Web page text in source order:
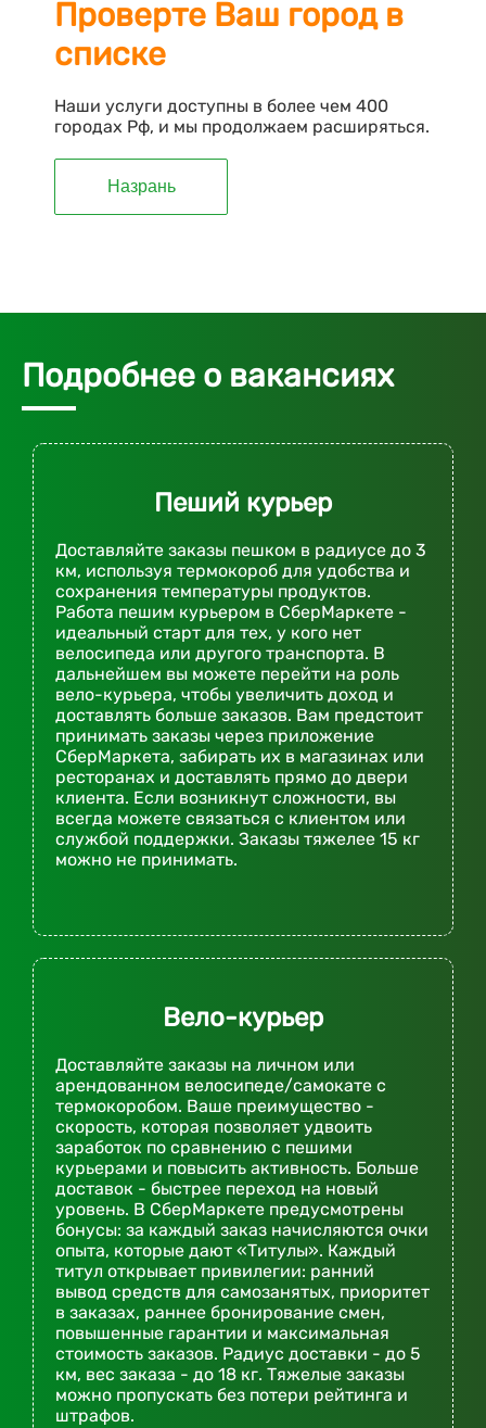
Проверте Ваш город в
списке
Наши услуги доступны в более чем 400
городах Рф, и мы продолжаем расширяться.
Назрань
Подробнее о вакансиях
Пеший курьер
Доставляйте заказы пешком в радиусе до 3
км, используя термокороб для удобства и
сохранения температуры продуктов.
Работа пешим курьером в СберМаркете -
идеальный старт для тех, у кого нет
велосипеда или другого транспорта. В
дальнейшем вы можете перейти на роль
вело-курьера, чтобы увеличить доход и
доставлять больше заказов. Вам предстоит
принимать заказы через приложение
СберМаркета, забирать их в магазинах или
ресторанах и доставлять прямо до двери
клиента. Если возникнут сложности, вы
всегда можете связаться с клиентом или
службой поддержки. Заказы тяжелее 15 кг
можно не принимать.
Вело-курьер
Доставляйте заказы на личном или
арендованном велосипеде/самокате с
термокоробом. Ваше преимущество -
скорость, которая позволяет удвоить
заработок по сравнению с пешими
курьерами и повысить активность. Больше
доставок - быстрее переход на новый
уровень. В СберМаркете предусмотрены
бонусы: за каждый заказ начисляются очки
опыта, которые дают «Титулы». Каждый
титул открывает привилегии: ранний
вывод средств для самозанятых, приоритет
в заказах, раннее бронирование смен,
повышенные гарантии и максимальная
стоимость заказов. Радиус доставки - до 5
км, вес заказа - до 18 кг. Тяжелые заказы
можно пропускать без потери рейтинга и
штрафов.